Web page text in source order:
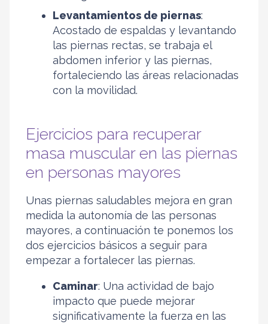
Levantamientos de piernas:
Acostado de espaldas y levantando
las piernas rectas, se trabaja el
abdomen inferior y las piernas,
fortaleciendo las áreas relacionadas
con la movilidad.
Ejercicios para recuperar
masa muscular en las piernas
en personas mayores
Unas piernas saludables mejora en gran
medida la autonomía de las personas
mayores, a continuación te ponemos los
dos ejercicios básicos a seguir para
empezar a fortalecer las piernas.
Caminar: Una actividad de bajo
impacto que puede mejorar
significativamente la fuerza en las